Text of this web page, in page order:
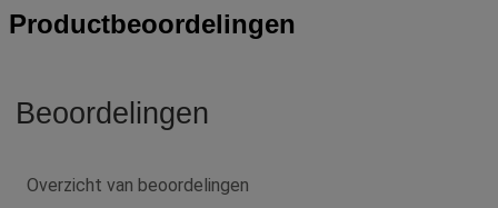
Productbeoordelingen